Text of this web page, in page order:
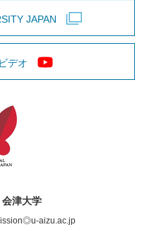
JAPAN
デオ
津大学
aizu.ac.jp